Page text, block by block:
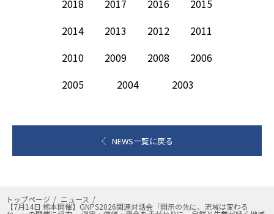
2018
2017 2016
2015
2014
2013 2012
2011
2010
2009 2008
2006
2005
2004 2003
NEWS一覧に戻る
トップページ ニュース
【7月14日 熊本開催】GNPS2026関連対話会「開示の先に、流域は変わる